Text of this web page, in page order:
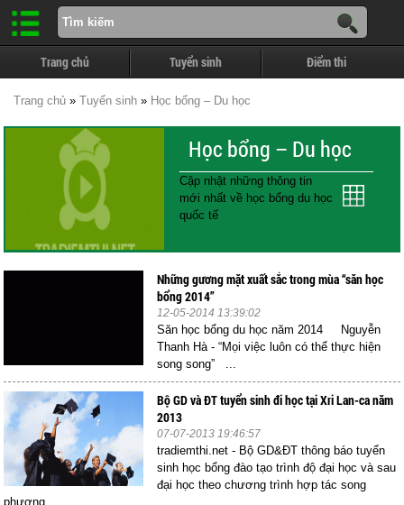
Trang chủ Tuyển sinh Điểm thi
Trang chủ » Tuyển sinh » Học bổng – Du học
Học bổng – Du học
Cập nhật những thông tin
mới nhất về học bổng du học
quốc tế
Những gương mặt xuất sắc trong mùa “săn học
bổng 2014”
12-05-2014 13:39:02
Săn học bổng du học năm 2014 Nguyễn
Thanh Hà - “Mọi việc luôn có thể thực hiện
song song” ...
Bộ GD và ĐT tuyển sinh đi học tại Xri Lan-ca năm
2013
07-07-2013 19:46:57
tradiemthi.net - Bộ GD&ĐT thông báo tuyển
sinh học bổng đào tạo trình độ đại học và sau
đại học theo chương trình hợp tác song
phương...